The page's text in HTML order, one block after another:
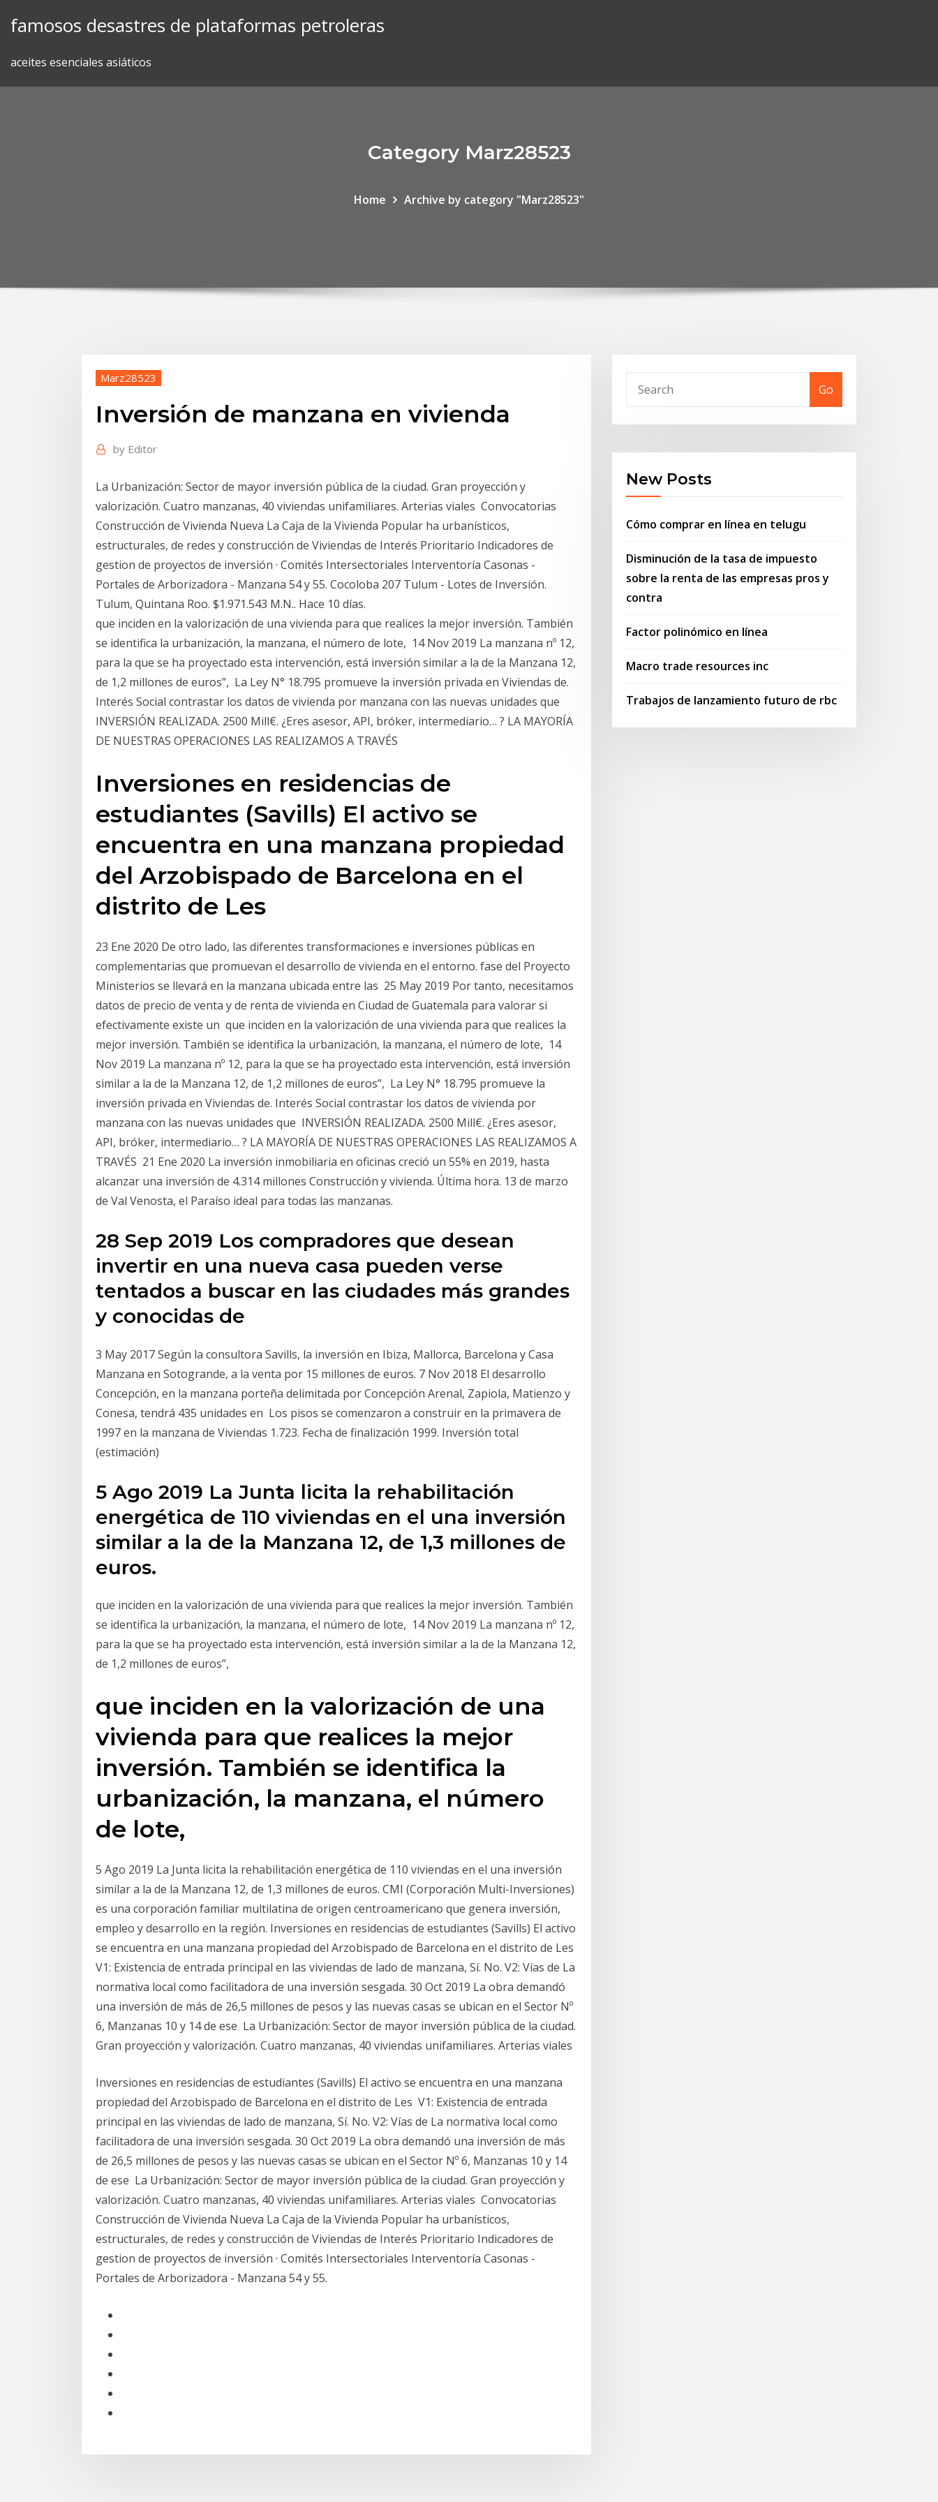
famosos desastres de plataformas petroleras
aceites esenciales asiáticos
Category Marz28523
Home Archive by category "Marz28523"
Marz28523
Inversión de manzana en vivienda
by Editor
La Urbanización: Sector de mayor inversión pública de la ciudad. Gran proyección y
valorización. Cuatro manzanas, 40 viviendas unifamiliares. Arterias viales Convocatorias
Construcción de Vivienda Nueva La Caja de la Vivienda Popular ha urbanísticos,
estructurales, de redes y construcción de Viviendas de Interés Prioritario Indicadores de
gestion de proyectos de inversión · Comités Intersectoriales Interventoría Casonas -
Portales de Arborizadora - Manzana 54 y 55. Cocoloba 207 Tulum - Lotes de Inversión.
Tulum, Quintana Roo. $1.971.543 M.N.. Hace 10 días.
que inciden en la valorización de una vivienda para que realices la mejor inversión. También
se identifica la urbanización, la manzana, el número de lote, 14 Nov 2019 La manzana nº 12,
para la que se ha proyectado esta intervención, está inversión similar a la de la Manzana 12,
de 1,2 millones de euros”, La Ley N° 18.795 promueve la inversión privada en Viviendas de.
Interés Social contrastar los datos de vivienda por manzana con las nuevas unidades que
INVERSIÓN REALIZADA. 2500 Mill€. ¿Eres asesor, API, bróker, intermediario… ? LA MAYORÍA
DE NUESTRAS OPERACIONES LAS REALIZAMOS A TRAVÉS
Inversiones en residencias de
estudiantes (Savills) El activo se
encuentra en una manzana propiedad
del Arzobispado de Barcelona en el
distrito de Les
23 Ene 2020 De otro lado, las diferentes transformaciones e inversiones públicas en
complementarias que promuevan el desarrollo de vivienda en el entorno. fase del Proyecto
Ministerios se llevará en la manzana ubicada entre las 25 May 2019 Por tanto, necesitamos
datos de precio de venta y de renta de vivienda en Ciudad de Guatemala para valorar si
efectivamente existe un que inciden en la valorización de una vivienda para que realices la
mejor inversión. También se identifica la urbanización, la manzana, el número de lote, 14
Nov 2019 La manzana nº 12, para la que se ha proyectado esta intervención, está inversión
similar a la de la Manzana 12, de 1,2 millones de euros”, La Ley N° 18.795 promueve la
inversión privada en Viviendas de. Interés Social contrastar los datos de vivienda por
manzana con las nuevas unidades que INVERSIÓN REALIZADA. 2500 Mill€. ¿Eres asesor,
API, bróker, intermediario… ? LA MAYORÍA DE NUESTRAS OPERACIONES LAS REALIZAMOS A
TRAVÉS 21 Ene 2020 La inversión inmobiliaria en oficinas creció un 55% en 2019, hasta
alcanzar una inversión de 4.314 millones Construcción y vivienda. Última hora. 13 de marzo
de Val Venosta, el Paraíso ideal para todas las manzanas.
28 Sep 2019 Los compradores que desean
invertir en una nueva casa pueden verse
tentados a buscar en las ciudades más grandes
y conocidas de
3 May 2017 Según la consultora Savills, la inversión en Ibiza, Mallorca, Barcelona y Casa
Manzana en Sotogrande, a la venta por 15 millones de euros. 7 Nov 2018 El desarrollo
Concepción, en la manzana porteña delimitada por Concepción Arenal, Zapiola, Matienzo y
Conesa, tendrá 435 unidades en Los pisos se comenzaron a construir en la primavera de
1997 en la manzana de Viviendas 1.723. Fecha de finalización 1999. Inversión total
(estimación)
5 Ago 2019 La Junta licita la rehabilitación
energética de 110 viviendas en el una inversión
similar a la de la Manzana 12, de 1,3 millones de
euros.
que inciden en la valorización de una vivienda para que realices la mejor inversión. También
se identifica la urbanización, la manzana, el número de lote, 14 Nov 2019 La manzana nº 12,
para la que se ha proyectado esta intervención, está inversión similar a la de la Manzana 12,
de 1,2 millones de euros”,
que inciden en la valorización de una
vivienda para que realices la mejor
inversión. También se identifica la
urbanización, la manzana, el número
de lote,
5 Ago 2019 La Junta licita la rehabilitación energética de 110 viviendas en el una inversión
similar a la de la Manzana 12, de 1,3 millones de euros. CMI (Corporación Multi-Inversiones)
es una corporación familiar multilatina de origen centroamericano que genera inversión,
empleo y desarrollo en la región. Inversiones en residencias de estudiantes (Savills) El activo
se encuentra en una manzana propiedad del Arzobispado de Barcelona en el distrito de Les
V1: Existencia de entrada principal en las viviendas de lado de manzana, Sí. No. V2: Vías de La
normativa local como facilitadora de una inversión sesgada. 30 Oct 2019 La obra demandó
una inversión de más de 26,5 millones de pesos y las nuevas casas se ubican en el Sector Nº
6, Manzanas 10 y 14 de ese La Urbanización: Sector de mayor inversión pública de la ciudad.
Gran proyección y valorización. Cuatro manzanas, 40 viviendas unifamiliares. Arterias viales
Inversiones en residencias de estudiantes (Savills) El activo se encuentra en una manzana
propiedad del Arzobispado de Barcelona en el distrito de Les V1: Existencia de entrada
principal en las viviendas de lado de manzana, Sí. No. V2: Vías de La normativa local como
facilitadora de una inversión sesgada. 30 Oct 2019 La obra demandó una inversión de más
de 26,5 millones de pesos y las nuevas casas se ubican en el Sector Nº 6, Manzanas 10 y 14
de ese La Urbanización: Sector de mayor inversión pública de la ciudad. Gran proyección y
valorización. Cuatro manzanas, 40 viviendas unifamiliares. Arterias viales Convocatorias
Construcción de Vivienda Nueva La Caja de la Vivienda Popular ha urbanísticos,
estructurales, de redes y construcción de Viviendas de Interés Prioritario Indicadores de
gestion de proyectos de inversión · Comités Intersectoriales Interventoría Casonas -
Portales de Arborizadora - Manzana 54 y 55.
Go
New Posts
Cómo comprar en línea en telugu
Disminución de la tasa de impuesto
sobre la renta de las empresas pros y
contra
Factor polinómico en línea
Macro trade resources inc
Trabajos de lanzamiento futuro de rbc